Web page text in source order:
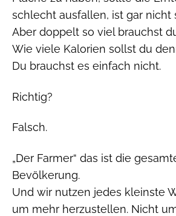
schlecht ausfallen, ist gar nicht
Aber doppelt so viel brauchst
Wie viele Kalorien sollst du
Du brauchst es einfach nicht.
Richtig?
Falsch.
„Der Farmer“ das ist die
Bevölkerung.
Und wir nutzen jedes kleinste
um mehr herzustellen. Nicht